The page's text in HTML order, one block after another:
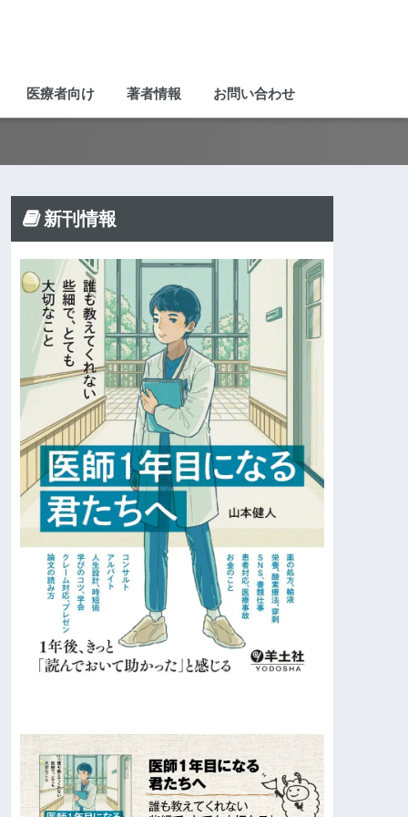
医療者向け 著者情報 お問い合わせ
新刊情報